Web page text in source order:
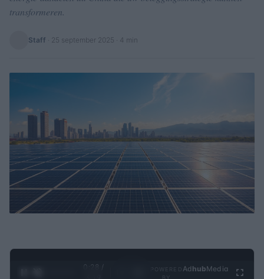
transformeren.
Staff 25 september 2025 · 4 min
0:29 /
Ad hubMedia